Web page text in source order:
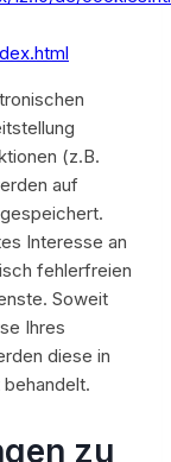
(z.B.
auf
Interesse an
fehlerfreien
Soweit
Ihres
diese in
zu